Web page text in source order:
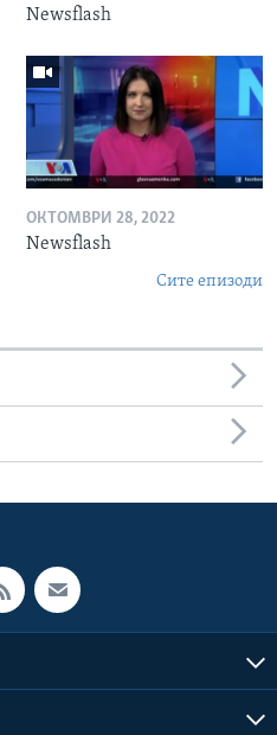
Newsflash
ОКТОМВРИ 28, 2022
Newsflash
Сите епизоди